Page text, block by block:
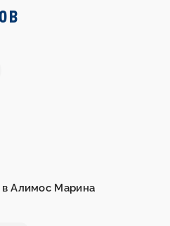
Алимос Марина